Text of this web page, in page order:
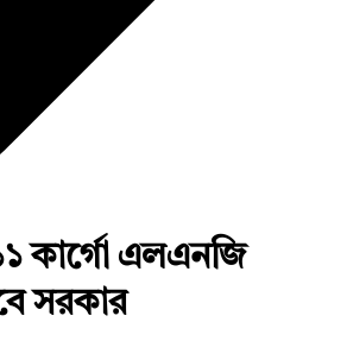
কার্গো এলএনজি
সরকার